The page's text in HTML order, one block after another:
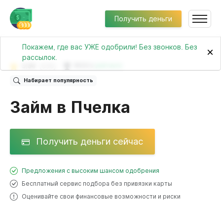
Получить деньги
Покажем, где вас УЖЕ одобрили! Без звонков. Без
рассылок.
×
Набирает популярность
Займ в Пчелка
Получить деньги сейчас
Предложения с высоким шансом одобрения
Бесплатный сервис подбора без привязки карты
Оценивайте свои финансовые возможности и риски